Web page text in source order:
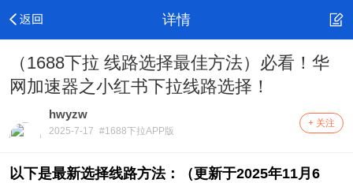
详情
（1688下拉 线路选择最佳方法）必看！华
网加速器之小红书下拉线路选择！
hwyzw
2025-7-17 #1688下拉APP版
+ 关注
以下是最新选择线路方法：（更新于2025年11月6